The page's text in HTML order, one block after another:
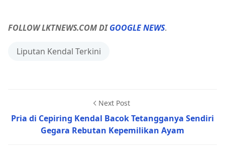
FOLLOW LKTNEWS.COM DIGOOGLE NEWS.
Liputan Kendal Terkini
Next Post
Pria di Cepiring Kendal Bacok Tetangganya Sendiri
Gegara Rebutan Kepemilikan Ayam